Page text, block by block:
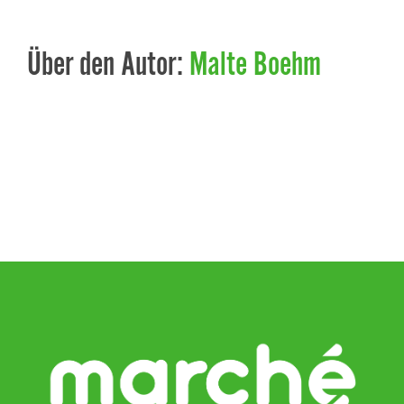
Über den Autor: Malte Boehm